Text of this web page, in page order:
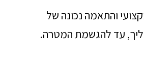
והתאמה נכונה של
עד להגשמת המטרה.